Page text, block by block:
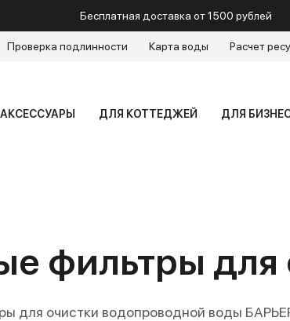
Бесплатная доставка от 1500 рублей
Проверка подлинности Карта воды Расчет
АКСЕССУАРЫ ДЛЯ КОТТЕДЖЕЙ ДЛЯ
фильтры для
для очистки водопроводной воды